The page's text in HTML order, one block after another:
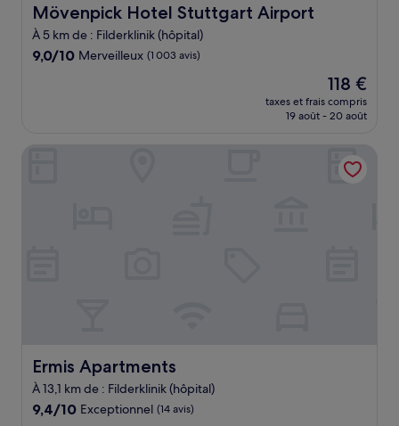
Mövenpick Hotel Stuttgart Airport
Mövenpick Hotel Stuttgart Airport
À 5 km de : Filderklinik (hôpital)
9.0
9,0/10 Merveilleux (1 003 avis)
Le
nouveau
prix
de
118 €
118 €
taxes et frais compris
19 août - 20 août
Ermis Apartments
Ermis Apartments
À 13,1 km de : Filderklinik (hôpital)
9.4
9,4/10 Exceptionnel (14 avis)